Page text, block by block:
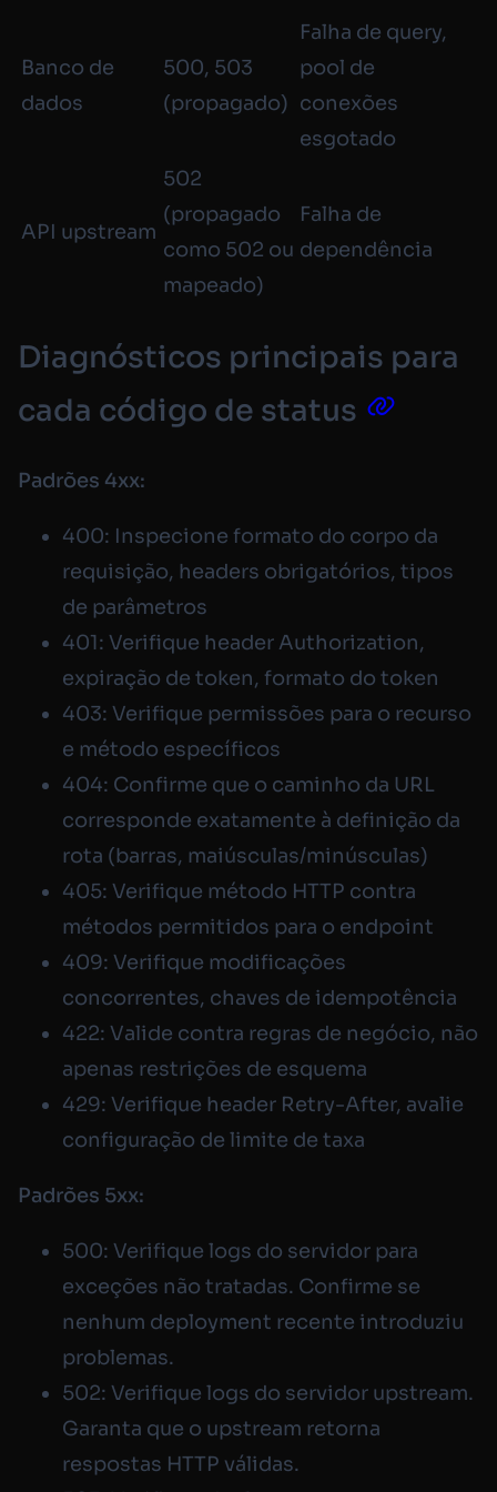
Banco de
dados
500, 503
(propagado)
Falha de query,
pool de
conexões
esgotado
API upstream
502
(propagado
como 502 ou
mapeado)
Falha de
dependência
Diagnósticos principais para
cada código de status
Padrões 4xx:
400: Inspecione formato do corpo da
requisição, headers obrigatórios, tipos
de parâmetros
401: Verifique header Authorization,
expiração de token, formato do token
403: Verifique permissões para o recurso
e método específicos
404: Confirme que o caminho da URL
corresponde exatamente à definição da
rota (barras, maiúsculas/minúsculas)
405: Verifique método HTTP contra
métodos permitidos para o endpoint
409: Verifique modificações
concorrentes, chaves de idempotência
422: Valide contra regras de negócio, não
apenas restrições de esquema
429: Verifique header Retry-After, avalie
configuração de limite de taxa
Padrões 5xx:
500: Verifique logs do servidor para
exceções não tratadas. Confirme se
nenhum deployment recente introduziu
problemas.
502: Verifique logs do servidor upstream.
Garanta que o upstream retorna
respostas HTTP válidas.